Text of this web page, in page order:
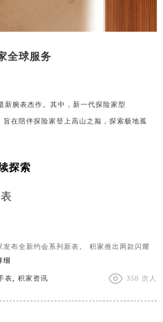
全球服务
新腕表杰作。其中，新一代探险家型
在陪伴探险家登上高山之巅，探索极地孤
探索
布全新约会系列新表。 积家推出两款闪耀
细
表 ,积家资讯 350 次人